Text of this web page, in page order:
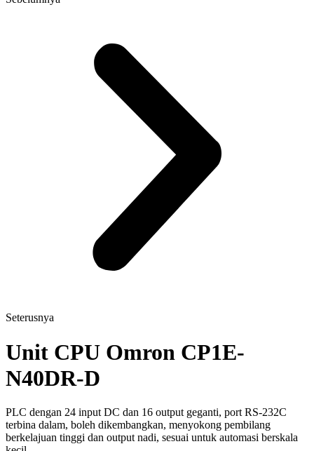
Seterusnya
Unit CPU Omron CP1E-
N40DR-D
PLC dengan 24 input DC dan 16 output geganti, port RS-232C
terbina dalam, boleh dikembangkan, menyokong pembilang
berkelajuan tinggi dan output nadi, sesuai untuk automasi berskala